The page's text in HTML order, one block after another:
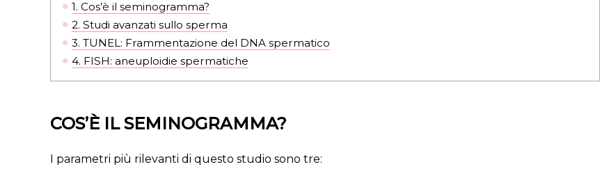
1. Cos’è il seminogramma?
2. Studi avanzati sullo sperma
3. TUNEL: Frammentazione del DNA spermatico
4. FISH: aneuploidie spermatiche
COS’È IL SEMINOGRAMMA?
I parametri più rilevanti di questo studio sono tre: